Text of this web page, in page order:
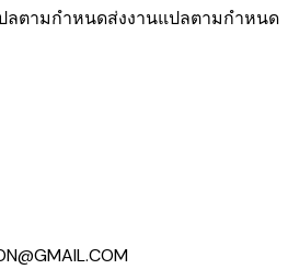
ลตามกำหนดส่งงานแปลตามกำหนด